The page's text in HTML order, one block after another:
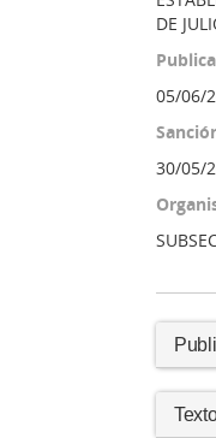
DE
05/06/
30/05/